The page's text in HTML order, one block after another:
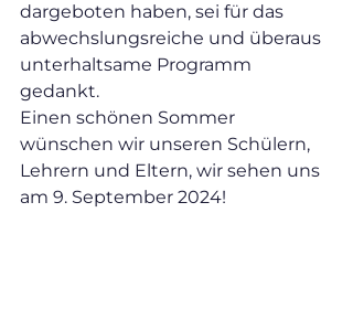
dargeboten haben, sei für das
abwechslungsreiche und überaus
unterhaltsame Programm
gedankt.
Einen schönen Sommer
wünschen wir unseren Schülern,
Lehrern und Eltern, wir sehen uns
am 9. September 2024!